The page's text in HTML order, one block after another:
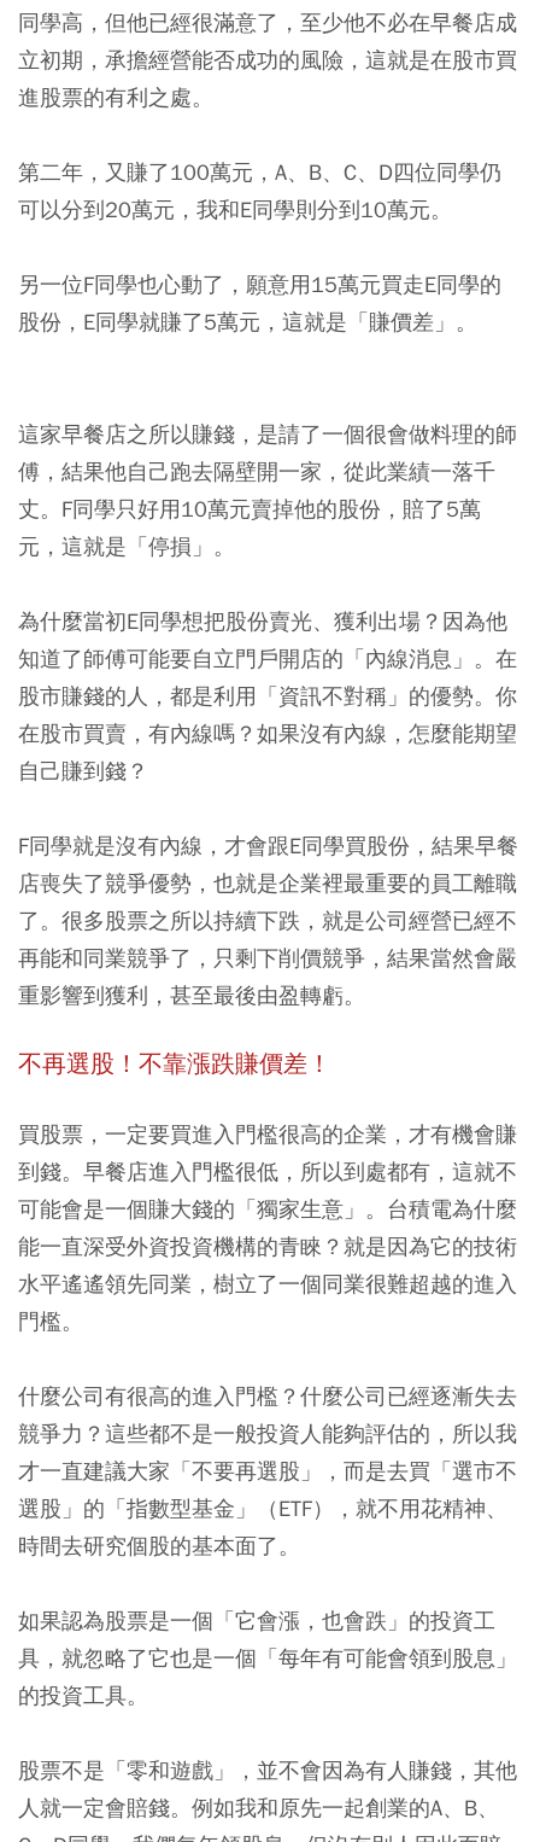
同學高，但他已經很滿意了，至少他不必在早餐店成
立初期，承擔經營能否成功的風險，這就是在股市買
進股票的有利之處。
第二年，又賺了100萬元，A、B、C、D四位同學仍
可以分到20萬元，我和E同學則分到10萬元。
另一位F同學也心動了，願意用15萬元買走E同學的
股份，E同學就賺了5萬元，這就是「賺價差」。
這家早餐店之所以賺錢，是請了一個很會做料理的師
傅，結果他自己跑去隔壁開一家，從此業績一落千
丈。F同學只好用10萬元賣掉他的股份，賠了5萬
元，這就是「停損」。
為什麼當初E同學想把股份賣光、獲利出場？因為他
知道了師傅可能要自立門戶開店的「內線消息」。在
股市賺錢的人，都是利用「資訊不對稱」的優勢。你
在股市買賣，有內線嗎？如果沒有內線，怎麼能期望
自己賺到錢？
F同學就是沒有內線，才會跟E同學買股份，結果早餐
店喪失了競爭優勢，也就是企業裡最重要的員工離職
了。很多股票之所以持續下跌，就是公司經營已經不
再能和同業競爭了，只剩下削價競爭，結果當然會嚴
重影響到獲利，甚至最後由盈轉虧。
不再選股！不靠漲跌賺價差！
買股票，一定要買進入門檻很高的企業，才有機會賺
到錢。早餐店進入門檻很低，所以到處都有，這就不
可能會是一個賺大錢的「獨家生意」。台積電為什麼
能一直深受外資投資機構的青睞？就是因為它的技術
水平遙遙領先同業，樹立了一個同業很難超越的進入
門檻。
什麼公司有很高的進入門檻？什麼公司已經逐漸失去
競爭力？這些都不是一般投資人能夠評估的，所以我
才一直建議大家「不要再選股」，而是去買「選市不
選股」的「指數型基金」（ETF），就不用花精神、
時間去研究個股的基本面了。
如果認為股票是一個「它會漲，也會跌」的投資工
具，就忽略了它也是一個「每年有可能會領到股息」
的投資工具。
股票不是「零和遊戲」，並不會因為有人賺錢，其他
人就一定會賠錢。例如我和原先一起創業的A、B、